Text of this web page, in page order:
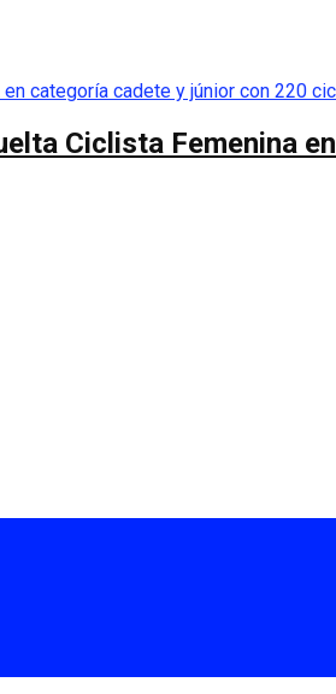
Ciclista Femenina